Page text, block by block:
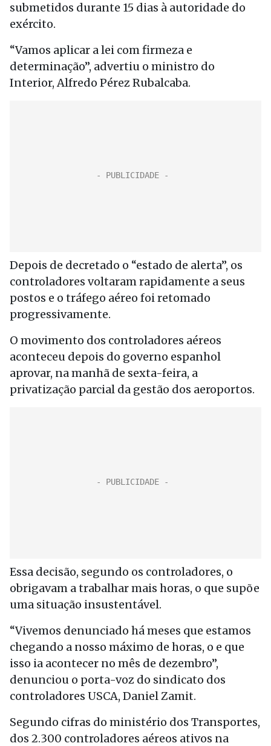
submetidos durante 15 dias à autoridade do
exército.
“Vamos aplicar a lei com firmeza e
determinação”, advertiu o ministro do
Interior, Alfredo Pérez Rubalcaba.
Depois de decretado o “estado de alerta”, os
controladores voltaram rapidamente a seus
postos e o tráfego aéreo foi retomado
progressivamente.
O movimento dos controladores aéreos
aconteceu depois do governo espanhol
aprovar, na manhã de sexta-feira, a
privatização parcial da gestão dos aeroportos.
Essa decisão, segundo os controladores, o
obrigavam a trabalhar mais horas, o que supõe
uma situação insustentável.
“Vivemos denunciado há meses que estamos
chegando a nosso máximo de horas, o e que
isso ia acontecer no mês de dezembro”,
denunciou o porta-voz do sindicato dos
controladores USCA, Daniel Zamit.
Segundo cifras do ministério dos Transportes,
dos 2.300 controladores aéreos ativos na